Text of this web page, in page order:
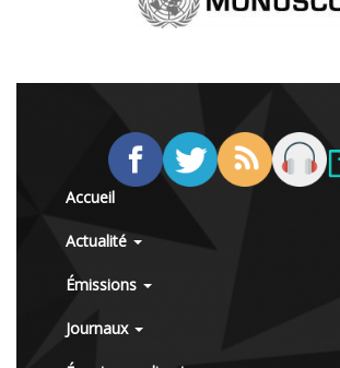
Accueil
Actualité
Émissions
Journaux